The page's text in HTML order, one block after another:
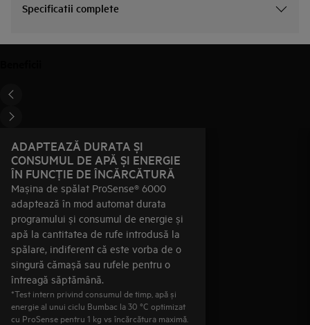
Specificatii complete
ADAPTEAZĂ DURATA ȘI
CONSUMUL DE APĂ ȘI ENERGIE
ÎN FUNCŢIE DE ÎNCĂRCĂTURĂ
Mașina de spălat ProSense® 6000
adaptează în mod automat durata
programului și consumul de energie și
apă la cantitatea de rufe introdusă la
spălare, indiferent că este vorba de o
singură cămașă sau rufele pentru o
întreagă săptămână.
*Test intern privind consumul de timp, apă și
energie al unui ciclu Bumbac la 30 °C optimizat
cu ProSense pentru 1 kg vs încărcătura maximă.